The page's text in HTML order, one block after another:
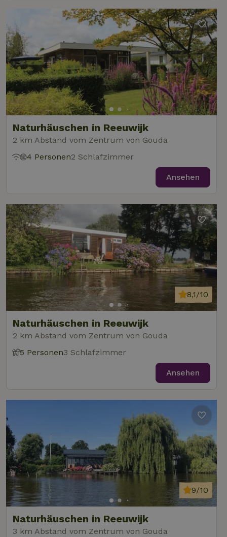
Naturhäuschen in Reeuwijk
2 km Abstand vom Zentrum von Gouda
4 Personen2 Schlafzimmer
Ansehen
Naturhäuschen in Reeuwijk
2 km Abstand vom Zentrum von Gouda
8,1/10
5 Personen3 Schlafzimmer
Ansehen
Naturhäuschen in Reeuwijk
3 km Abstand vom Zentrum von Gouda
9/10